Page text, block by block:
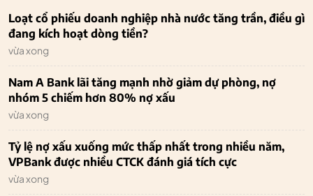
Loạt cổ phiếu doanh nghiệp nhà nước tăng trần, điều gì
đang kích hoạt dòng tiền?
vừa xong
Nam A Bank lãi tăng mạnh nhờ giảm dự phòng, nợ
nhóm 5 chiếm hơn 80% nợ xấu
vừa xong
Tỷ lệ nợ xấu xuống mức thấp nhất trong nhiều năm,
VPBank được nhiều CTCK đánh giá tích cực
vừa xong